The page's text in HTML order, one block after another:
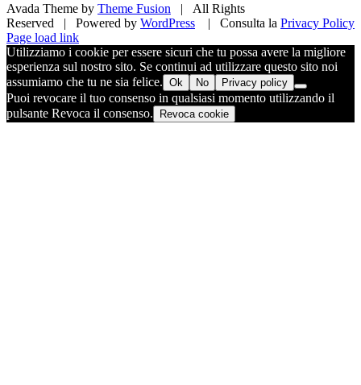
Avada Theme by Theme Fusion | All Rights
Reserved | Powered by WordPress | Consulta la Privacy Policy
Facebook
X
Pinterest
Instagram
Page load link
Utilizziamo i cookie per essere sicuri che tu possa avere la migliore
esperienza sul nostro sito. Se continui ad utilizzare questo sito noi
assumiamo che tu ne sia felice. Ok No Privacy policy
Puoi revocare il tuo consenso in qualsiasi momento utilizzando il
pulsante Revoca il consenso.
Revoca cookie